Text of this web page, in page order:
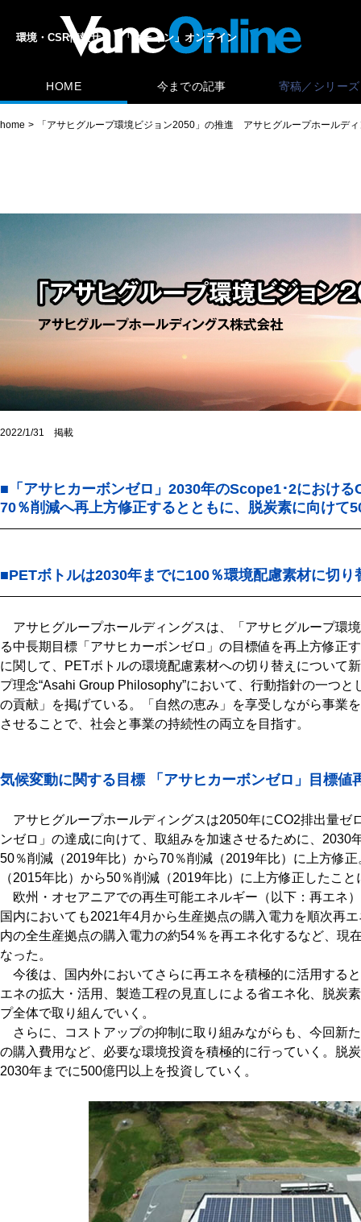
環境・CSR情報サイト「ヴェイン」オンライン
HOME 今までの記事 寄稿／シリーズ
home 「アサヒグループ環境ビジョン2050」の推進 アサヒグループホールデ
2022/1/31 掲載
■「アサヒカーボンゼロ」2030年のScope1･2におけ
70％削減へ再上方修正するとともに、脱炭素に向けて
■PETボトルは2030年までに100％環境配慮素材に切
アサヒグループホールディングスは、「アサヒグループ環
る中長期目標「アサヒカーボンゼロ」の目標値を再上方修正
に関して、PETボトルの環境配慮素材への切り替えについて
プ理念“Asahi Group Philosophy”において、行動指針の一つ
の貢献」を掲げている。「自然の恵み」を享受しながら事業
させることで、社会と事業の持続性の両立を目指す。
気候変動に関する目標 「アサヒカーボンゼロ」目標値
アサヒグループホールディングスは2050年にCO2排出量ゼ
ンゼロ」の達成に向けて、取組みを加速させるために、2030
50％削減（2019年比）から70％削減（2019年比）に上方修
（2015年比）から50％削減（2019年比）に上方修正したこ
欧州・オセアニアでの再生可能エネルギー（以下：再エネ
国内においても2021年4月から生産拠点の購入電力を順次再
内の全生産拠点の購入電力の約54％を再エネ化するなど、現
なった。
今後は、国内外においてさらに再エネを積極的に活用する
エネの拡大・活用、製造工程の見直しによる省エネ化、脱炭
プ全体で取り組んでいく。
さらに、コストアップの抑制に取り組みながらも、今回新
の購入費用など、必要な環境投資を積極的に行っていく。脱
2030年までに500億円以上を投資していく。